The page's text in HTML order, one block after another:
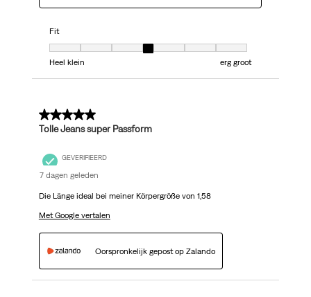
Fit
Fit, 4 van 7, waarbij 1 gelijk is aan Heel klein en 7 gelijk is aan erg groot
Heel klein
erg groot
5 van 5 sterren.
Tolle Jeans super Passform
GEVERIFIEERD
7 dagen geleden
Die Länge ideal bei meiner Körpergröße von 1,58
Met Google vertalen
Oorspronkelijk gepost op Zalando